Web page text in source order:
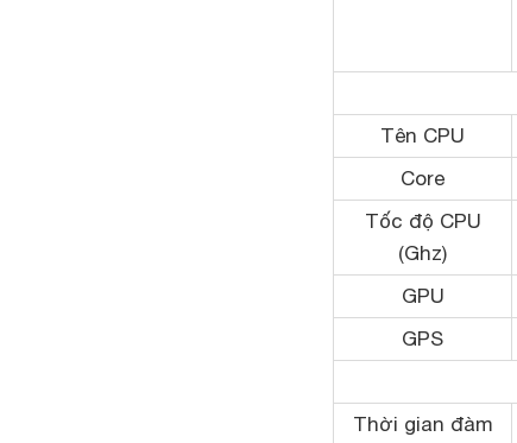
Tên CPU
Core
Tốc độ CPU
(Ghz)
GPU
GPS
Thời gian đàm